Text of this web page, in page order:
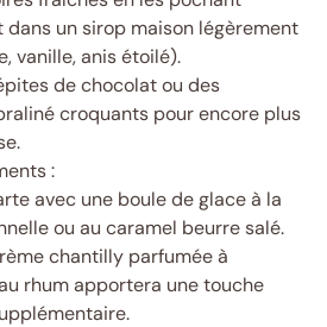
un sirop maison légèrement
vanille, anis étoilé).
de chocolat ou des
croquants pour encore plus
:
avec une boule de glace à la
ou au caramel beurre salé.
chantilly parfumée à
rhum apportera une touche